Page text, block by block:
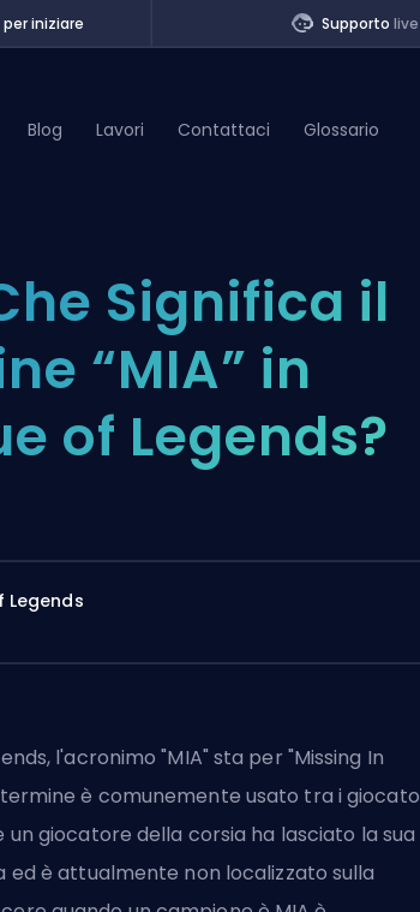
per iniziare Supporto live
Blog Lavori Contattaci Glossario
Significa il
“MIA” in
of Legends?
Legends
l'acronimo "MIA" sta per "Missing In
è comunemente usato tra i
un giocatore della corsia ha lasciato la sua
ed è attualmente non localizzato sulla